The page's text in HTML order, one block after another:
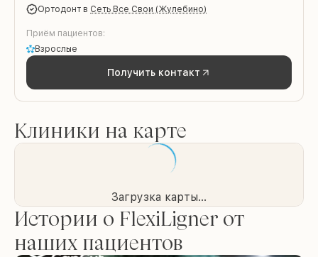
Ортодонт в Сеть Все Свои (Жулебино)
Приём пациентов:
Взрослые
Получить контакт
Клиники на карте
Загрузка карты...
Истории о FlexiLigner от
наших пациентов